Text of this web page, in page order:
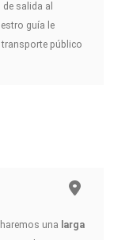
salida al
guía le
público
una larga